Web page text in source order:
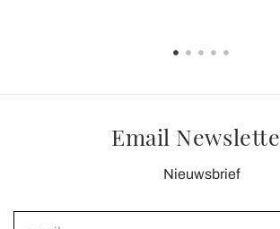
Email
Nieuwsbrief